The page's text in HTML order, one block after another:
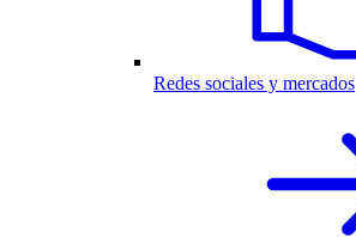
Redes sociales y mercados